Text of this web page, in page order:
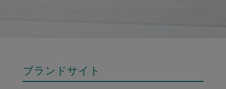
ブランドサイト